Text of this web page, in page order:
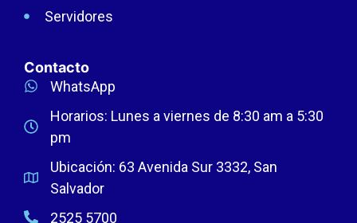
Servidores
Contacto
WhatsApp
Horarios: Lunes a viernes de 8:30 am a 5:30
pm
Ubicación: 63 Avenida Sur 3332, San
Salvador
2525 5700